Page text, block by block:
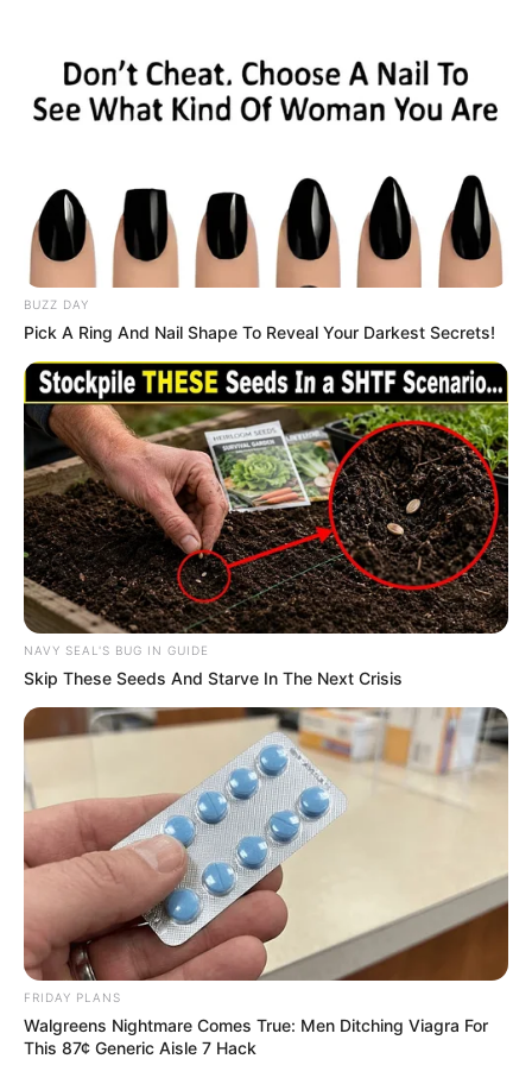
Γιατί μπορεί οι δορυφόροι να κάνουν λάθος…
αλλά το βουνό, όχι.
Περισσότερα νέα από την Εύβοια
Εύβοια: Θλίψη για γνωστό επαγγελματία που
έφυγε από την ζωή
ΣΟΚ: Γυναίκα έπεσε από την υψηλή γέφυρα
Χαλκίδας
Εύβοια: Θλίψη για γνωστό επαγγελματία που
έφυγε από την ζωή
Ακολουθήστε το evianews.com στο
Google
News
ΤΑ ΠΙΟ ΔΗΜΟΦΙΛΗ
BUZZ DAY
Pick A Ring And Nail Shape To Reveal Your Darkest Secrets!
NAVY SEAL'S BUG IN GUIDE
Skip These Seeds And Starve In The Next Crisis
FRIDAY PLANS
Walgreens Nightmare Comes True: Men Ditching Viagra For
This 87¢ Generic Aisle 7 Hack